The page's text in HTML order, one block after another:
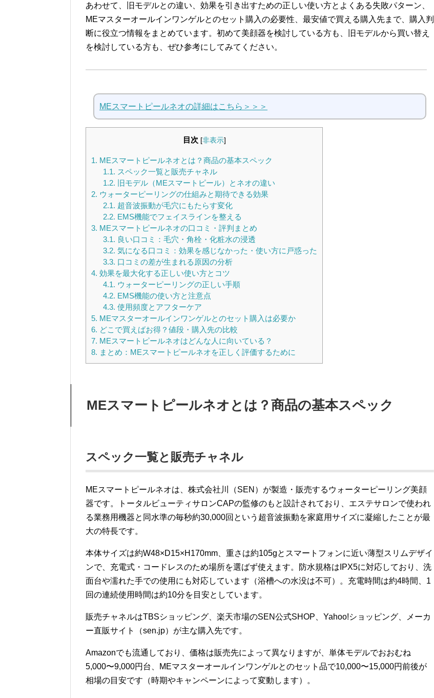
あわせて、旧モデルとの違い、効果を引き出すための正しい使い方とよくある失敗パターン、
MEマスターオールインワンゲルとのセット購入の必要性、最安値で買える購入先まで、購入判
断に役立つ情報をまとめています。初めて美顔器を検討している方も、旧モデルから買い替え
を検討している方も、ぜひ参考にしてみてください。
MEスマートピールネオの詳細はこちら＞＞＞
目次 [非表示]
1. MEスマートピールネオとは？商品の基本スペック
1.1. スペック一覧と販売チャネル
1.2. 旧モデル（MEスマートピール）とネオの違い
2. ウォーターピーリングの仕組みと期待できる効果
2.1. 超音波振動が毛穴にもたらす変化
2.2. EMS機能でフェイスラインを整える
3. MEスマートピールネオの口コミ・評判まとめ
3.1. 良い口コミ：毛穴・角栓・化粧水の浸透
3.2. 気になる口コミ：効果を感じなかった・使い方に戸惑った
3.3. 口コミの差が生まれる原因の分析
4. 効果を最大化する正しい使い方とコツ
4.1. ウォーターピーリングの正しい手順
4.2. EMS機能の使い方と注意点
4.3. 使用頻度とアフターケア
5. MEマスターオールインワンゲルとのセット購入は必要か
6. どこで買えばお得？値段・購入先の比較
7. MEスマートピールネオはどんな人に向いている？
8. まとめ：MEスマートピールネオを正しく評価するために
MEスマートピールネオとは？商品の基本スペック
スペック一覧と販売チャネル
MEスマートピールネオは、株式会社川（SEN）が製造・販売するウォーターピーリング美顔
器です。トータルビューティサロンCAPの監修のもと設計されており、エステサロンで使われ
る業務用機器と同水準の毎秒約30,000回という超音波振動を家庭用サイズに凝縮したことが最
大の特長です。
本体サイズは約W48×D15×H170mm、重さは約105gとスマートフォンに近い薄型スリムデザイ
ンで、充電式・コードレスのため場所を選ばず使えます。防水規格はIPX5に対応しており、洗
面台や濡れた手での使用にも対応しています（浴槽への水没は不可）。充電時間は約4時間、1
回の連続使用時間は約10分を目安としています。
販売チャネルはTBSショッピング、楽天市場のSEN公式SHOP、Yahoo!ショッピング、メーカ
ー直販サイト（sen.jp）が主な購入先です。
Amazonでも流通しており、価格は販売先によって異なりますが、単体モデルでおおむね
5,000〜9,000円台、MEマスターオールインワンゲルとのセット品で10,000〜15,000円前後が
相場の目安です（時期やキャンペーンによって変動します）。